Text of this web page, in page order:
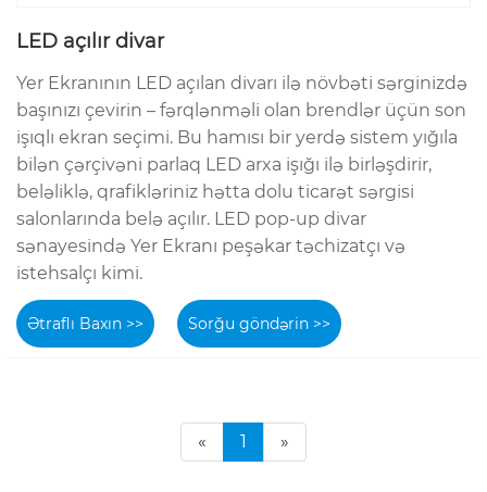
LED açılır divar
Yer Ekranının LED açılan divarı ilə növbəti sərginizdə
başınızı çevirin – fərqlənməli olan brendlər üçün son
işıqlı ekran seçimi. Bu hamısı bir yerdə sistem yığıla
bilən çərçivəni parlaq LED arxa işığı ilə birləşdirir,
beləliklə, qrafikləriniz hətta dolu ticarət sərgisi
salonlarında belə açılır. LED pop-up divar
sənayesində Yer Ekranı peşəkar təchizatçı və
istehsalçı kimi.
Ətraflı Baxın >> Sorğu göndərin >>
« 1 »